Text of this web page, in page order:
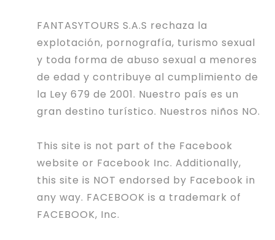
FANTASYTOURS S.A.S rechaza la
explotación, pornografía, turismo sexual
y toda forma de abuso sexual a menores
de edad y contribuye al cumplimiento de
la Ley 679 de 2001. Nuestro país es un
gran destino turístico. Nuestros niños NO.
This site is not part of the Facebook
website or Facebook Inc. Additionally,
this site is NOT endorsed by Facebook in
any way. FACEBOOK is a trademark of
FACEBOOK, Inc.